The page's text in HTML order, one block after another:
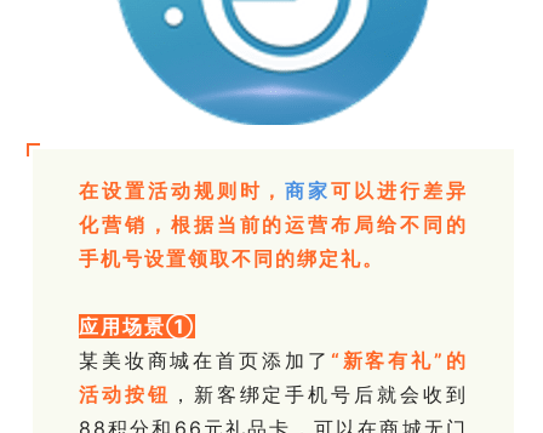
在设置活动规则时，商家可以进行差异
化营销，根据当前的运营布局给不同的
手机号设置领取不同的绑定礼。
应用场景①
某美妆商城在首页添加了 “新客有礼”的
活动按钮 ，新客绑定手机号后就会收到